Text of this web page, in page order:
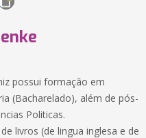
possui formação em
(Bacharelado), além de pós-
Politicas.
livros (de lingua inglesa e de